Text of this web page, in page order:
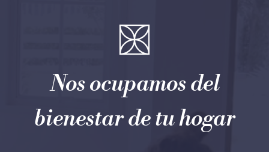
Nos ocupamos del
bienestar de tu hogar